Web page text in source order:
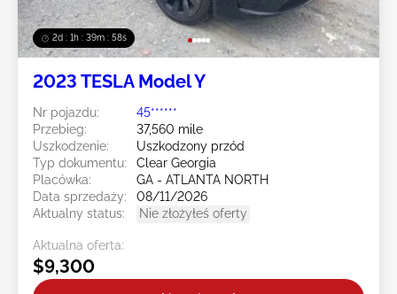
2d : 1h : 39m : 55s
2023 TESLA Model Y
Nr pojazdu:
45******
Przebieg:
37,560 mile
Uszkodzenie:
Uszkodzony przód
Typ dokumentu:
Clear Georgia
Placówka:
GA - ATLANTA NORTH
Data sprzedaży:
08/11/2026
Aktualny status:
Nie złożyłeś oferty
Aktualna oferta:
$9,300